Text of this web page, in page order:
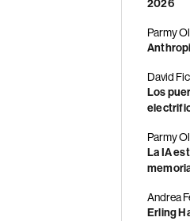
2026
Parmy
David
Los
Parmy
La IA
Andrea
Erling